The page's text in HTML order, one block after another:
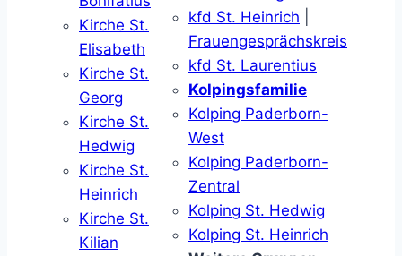
Kirche St.
Elisabeth
Kirche St.
Georg
Kirche St.
Hedwig
Kirche St.
Heinrich
Kirche St.
Kilian
kfd St. Heinrich
Frauengesprächskreis
kfd St. Laurentius
Kolpingsfamilie
Kolping Paderborn-
West
Kolping Paderborn-
Zentral
Kolping St. Hedwig
Kolping St. Heinrich